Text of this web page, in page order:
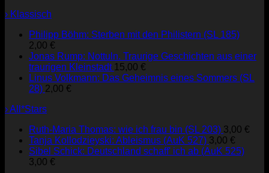
› Klassisch
Philipp Böhm: Sterben mit den Philistern (SL 185)
2,00 €
Jonas Rump: Nottuln. Traurige Geschichten aus einer
traurigen Kleinstadt 15,00 €
Linus Volkmann: Das Geheimnis eines Sommers (SL
28) 2,00 €
› All*Stars
Ruth-Maria Thomas: wie ich frau bin (SL 203) 3,00 €
Tanja Kollodzieyski: Ableismus (AuK 527) 3,00 €
Sibel Schick: Deutschland schaff' ich ab (AuK 525)
3,00 €